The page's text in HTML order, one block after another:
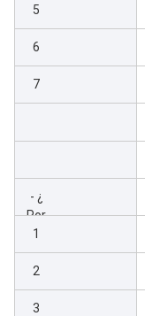
5
6
7
- ¿
Por
qué
?
1
2
3